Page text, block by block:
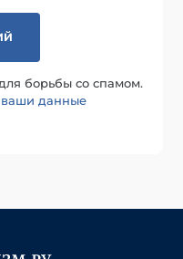
борьбы со спамом.
ваши данные